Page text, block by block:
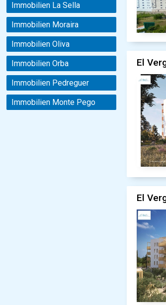
Immobilien La Sella
Immobilien Moraira
Immobilien Oliva
Immobilien Orba
Immobilien Pedreguer
Immobilien Monte Pego
El
El